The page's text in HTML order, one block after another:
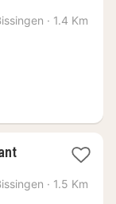
· 1.4 Km
· 1.5 Km